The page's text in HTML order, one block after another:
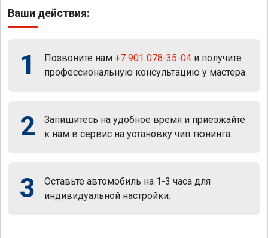
Ваши действия:
1 Позвоните нам +7 901 078-35-04 и получите
профессиональную консультацию у мастера.
2
Запишитесь на удобное время и приезжайте
к нам в сервис на установку чип тюнинга.
3
Оставьте автомобиль на 1-3 часа для
индивидуальной настройки.